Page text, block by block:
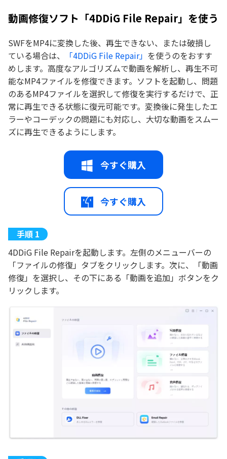
動画修復ソフト「4DDiG File Repair」を使う
SWFをMP4に変換した後、再生できない、または破損し
ている場合は、
「4DDiG File Repair」 を使うのをおすす
めします。高度なアルゴリズムで動画を解析し、再生不可
能なMP4ファイルを修復できます。ソフトを起動し、問題
のあるMP4ファイルを選択して修復を実行するだけで、正
常に再生できる状態に復元可能です。変換後に発生したエ
ラーやコーデックの問題にも対応し、大切な動画をスムー
ズに再生できるようにします。
今すぐ購入
今すぐ購入
4DDiG File Repairを起動します。左側のメニューバーの
「ファイルの修復」タブをクリックします。次に、「動画
修復」を選択し、その下にある「動画を追加」ボタンをク
リックします。